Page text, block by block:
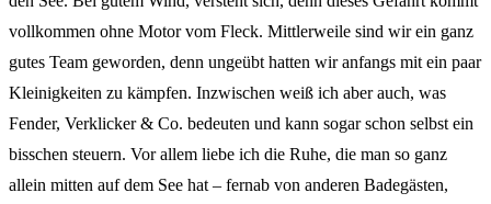
vollkommen ohne Motor vom Fleck. Mittlerweile sind wir ein ganz
gutes Team geworden, denn ungeübt hatten wir anfangs mit ein paar
Kleinigkeiten zu kämpfen. Inzwischen weiß ich aber auch, was
Fender, Verklicker & Co. bedeuten und kann sogar schon selbst ein
bisschen steuern. Vor allem liebe ich die Ruhe, die man so ganz
allein mitten auf dem See hat – fernab von anderen Badegästen,